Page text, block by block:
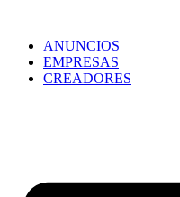
ANUNCIOS
EMPRESAS
CREADORES